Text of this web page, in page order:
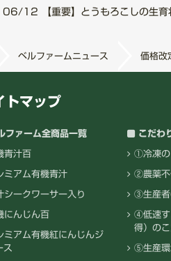
06/12 【重要】とうもろこしの生
ベルファームニュース 価格改
トマップ
ファーム全商品一覧
青汁百
ミアム有機青汁
シークワーサー入り
にんじん百
ミアム有機紅にんじんジ
ス
こだわ
①冷凍の
②農薬不
③生産者
④低速す
得）の
⑤生産環